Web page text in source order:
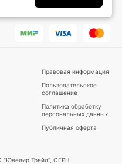
Правовая информация
Пользовательское
соглашение
Политика обработку
персональных данных
Публичная оферта
"Ювелир Трейд", ОГРН